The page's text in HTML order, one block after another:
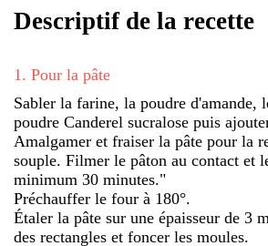
Descriptif de la recette
1 . Pour la pâte
Sabler la farine, la poudre d'amande,
poudre Canderel sucralose puis
Amalgamer et fraiser la pâte pour la
souple. Filmer le pâton au contact et
minimum 30 minutes."
Préchauffer le four à 180°.
Étaler la pâte sur une épaisseur de 3
des rectangles et foncer les moules.